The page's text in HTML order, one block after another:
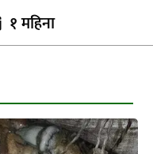
१ महिना